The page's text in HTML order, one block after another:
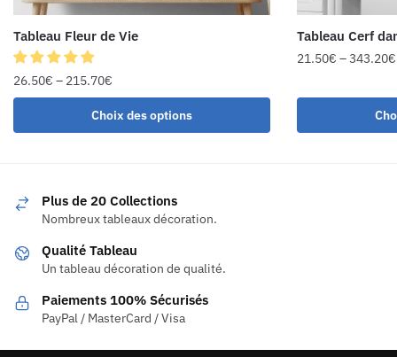
Tableau Fleur de Vie
26.50€ – 215.70€
Choix des options
Tableau Cerf
21.50€ –343.20€
Plus de 20 Collections
Nombreux tableaux décoration.
Qualité Tableau
Un tableau décoration de qualité.
Paiements 100% Sécurisés
PayPal / MasterCard / Visa